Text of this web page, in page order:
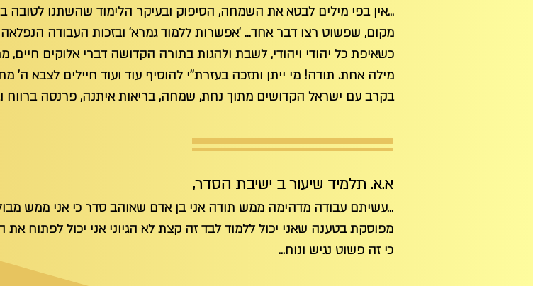
...אין בפי מילים לבטא את השמחה, הסיפוק ובעיקר הלימוד שהשתנו לטובה
מקום, שפשוט רצו דבר אחד... 'אפשרות ללמוד גמרא' ובזכות העבודה
כשאיפת כל יהודי ויהודי, לשבת ולהגות בתורה הקדושה דברי אלוקים חיים,
מילה אחת. תודה! מי ייתן ותזכה בעזרת''י להוסיף עוד ועוד חיילים לצבא
בקרב עם ישראל הקדושים מתוך נחת, שמחה, בריאות איתנה, פרנסה ברווח
א.א. תלמיד שיעור ב ישיבת הסדר,
...עשיתם עבודה מדהימה ממש תודה אני בן אדם שאוהב סדר כי אני ממש
מפוסקת בטענה שאני יכול ללמוד לבד זה קצת לא הגיוני אני יכול לפתוח
כי זה פשוט נגיש ונוח...